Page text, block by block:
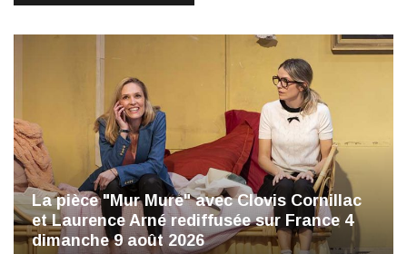
La pièce "Mur Mure" avec Clovis Cornillac
et Laurence Arné rediffusée sur France 4
dimanche 9 août 2026